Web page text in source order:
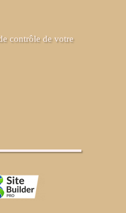
contrôle de votre